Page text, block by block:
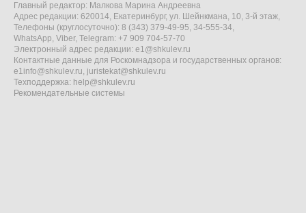
Главный редактор: Малкова Марина Андреевна
Адрес редакции: 620014, Екатеринбург, ул. Шейнкмана, 10, 3-й этаж,
Телефоны (круглосуточно): 8 (343) 379-49-95, 34-555-34,
WhatsApp, Viber, Telegram: +7 909 704-57-70
Электронный адрес редакции: e1@shkulev.ru
Контактные данные для Роскомнадзора и государственных органов:
e1info@shkulev.ru, juristekat@shkulev.ru
Техподдержка: help@shkulev.ru
Рекомендательные системы